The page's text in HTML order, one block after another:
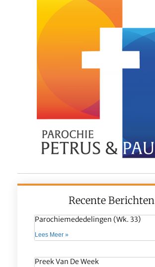
Recente Berichten
Parochiemededelingen (wk. 33)
Lees Meer »
Preek Van De Week